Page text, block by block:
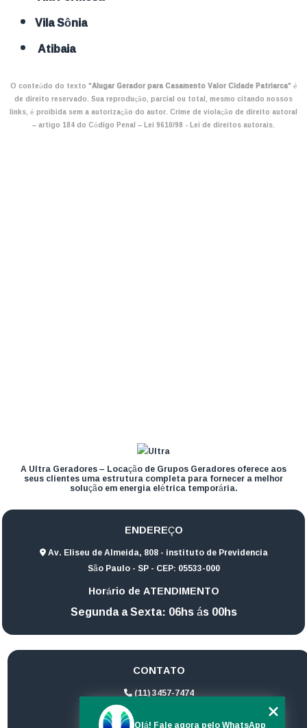
Vila Sônia
Atibaia
O conteúdo do texto "Alugar Gerador para Casamento Valor Cidade Patriarca" é
de direito reservado. Sua reprodução, parcial ou total, mesmo citando nossos
links, é proibida sem a autorização do autor. Crime de violação de direito autoral
– artigo 184 do Código Penal –Lei 9610/98 - Lei de direitos autorais.
A Ultra Geradores – Locação de Grupos Geradores oferece aos
seus clientes uma estrutura completa para fornecer a melhor
solução em energia elétrica temporária.
ENDEREÇO
Av. Eliseu de Almeida, 808 - instituto de Previdencia
São Paulo - SP - CEP: 05533-000
Horário de ATENDIMENTO
Segunda a Sexta: 06hs ás 00hs
CONTATO
(11) 3457-7474
(11) 94172-1974
Olá! Fale agora pelo WhatsApp